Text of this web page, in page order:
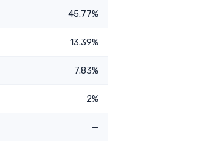
45.77%
13.39%
7.83%
2%
—